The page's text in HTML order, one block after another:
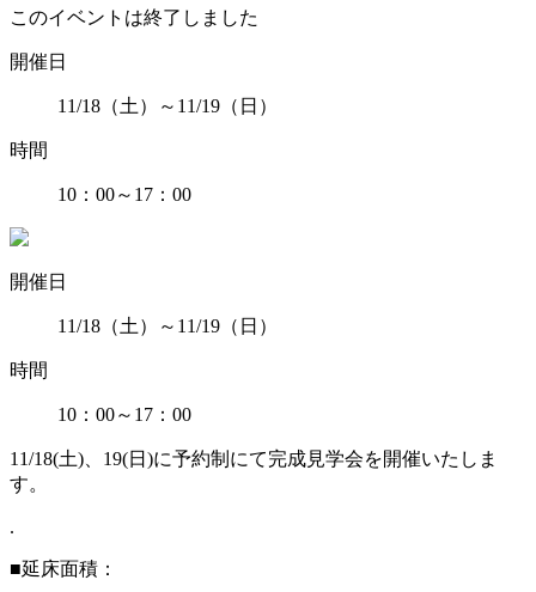
このイベントは終了しました
開催日
11/18（土）～11/19（日）
時間
10：00～17：00
開催日
11/18（土）～11/19（日）
時間
10：00～17：00
11/18(土)、19(日)に予約制にて完成見学会を開催いたしま
す。
.
■延床面積：